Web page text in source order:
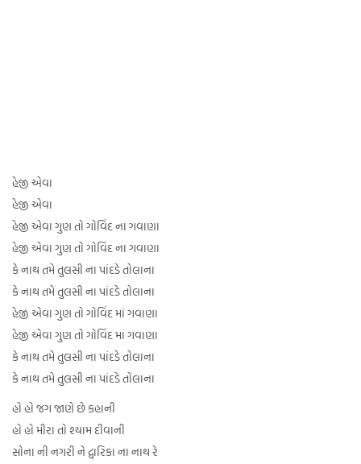
હેજી એવા
હેજી એવા
હેજી એવા ગુણ તો ગોવિંદ ના ગવાણા
હેજી એવા ગુણ તો ગોવિંદ ના ગવાણા
કે નાથ તમે તુલસી ના પાંદડે તોલાના
કે નાથ તમે તુલસી ના પાંદડે તોલાના
હેજી એવા ગુણ તો ગોવિંદ માં ગવાણા
હેજી એવા ગુણ તો ગોવિંદ માં ગવાણા
કે નાથ તમે તુલસી ના પાંદડે તોલાના
કે નાથ તમે તુલસી ના પાંદડે તોલાના
હો હો જગ જાણે છે કહાની
હો હો મીરા તો શ્યામ દીવાની
સોના ની નગરી ને દ્વારિકા ના નાથ રે